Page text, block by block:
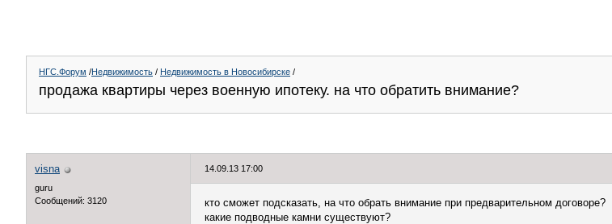
НГС.Форум /Недвижимость / Недвижимость в Новосибирске /
продажа квартиры через военную ипотеку. на что обратить внимание?
visna
guru
Сообщений: 3120
14.09.13 17:00
кто сможет подсказать, на что обрать внимание при предварительном договоре?
какие подводные камни существуют?